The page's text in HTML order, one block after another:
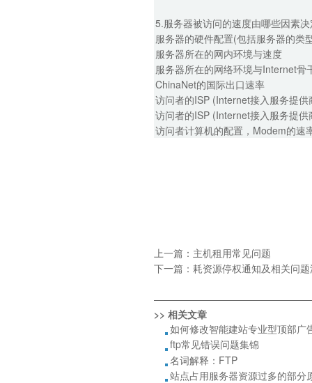
5.服务器被访问的速度由哪些因素
服务器的硬件配置(包括服务器的类
服务器所在的网内环境与速度
服务器所在的网络环境与Internet骨
ChinaNet的国际出口速率
访问者的ISP (Internet接入服务提
访问者的ISP (Internet接入服务提
访问者计算机的配置，Modem的速
上一篇： 主机租用常见问题
下一篇： 耗资源停权通知及相关问
>> 相关文章
如何修改智能建站专业型顶部广
ftp常见错误问题集锦
名词解释：FTP
站点占用服务器资源过多的部分